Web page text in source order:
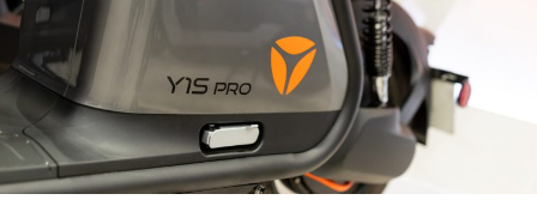
comprarla
es
una
decisión
inteligente